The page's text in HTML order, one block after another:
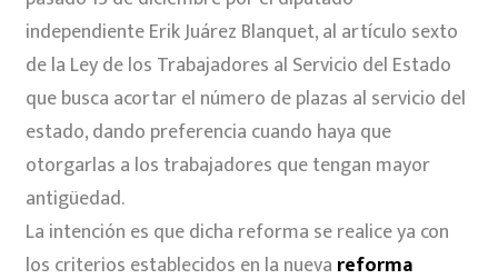
independiente Erik Juárez Blanquet, al artículo sexto
de la Ley de los Trabajadores al Servicio del Estado
que busca acortar el número de plazas al servicio del
estado, dando preferencia cuando haya que
otorgarlas a los trabajadores que tengan mayor
antigüedad.
La intención es que dicha reforma se realice ya con
los criterios establecidos en la nueva reforma